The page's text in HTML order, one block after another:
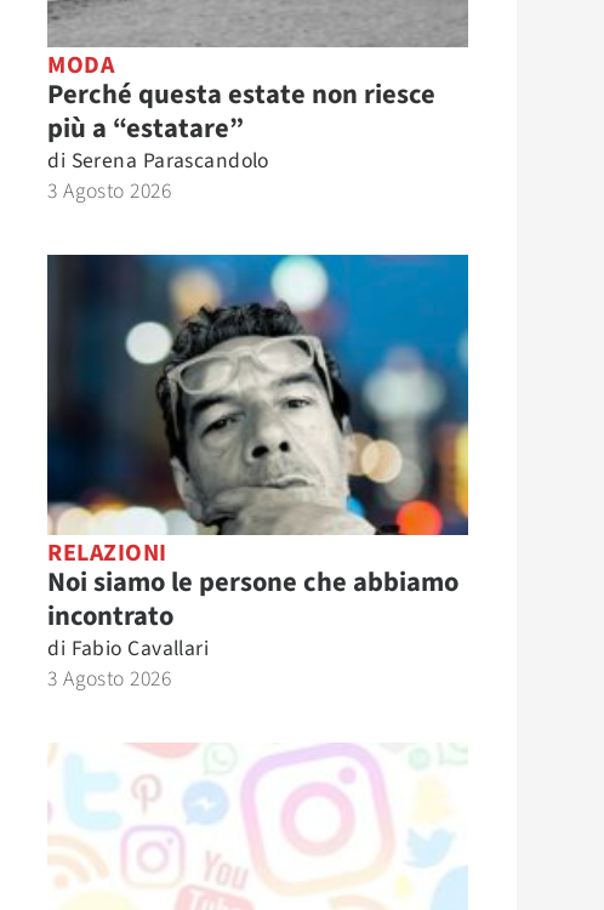
MODA
Perché questa estate non riesce
più a “estatare”
di Serena Parascandolo
3 Agosto 2026
RELAZIONI
Noi siamo le persone che abbiamo
incontrato
di Fabio Cavallari
3 Agosto 2026